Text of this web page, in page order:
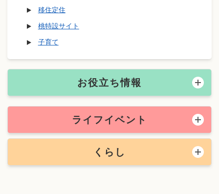
移住定住
桃特設サイト
子育て
お役立ち情報
ライフイベント
くらし